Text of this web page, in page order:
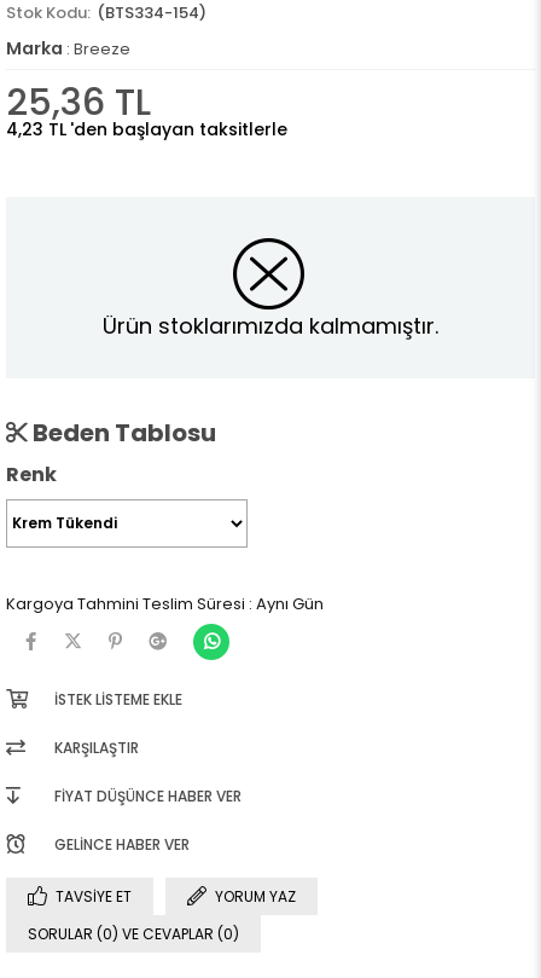
(BTS334-154)
Marka : Breeze
25,36 TL
4,23 TL 'den başlayan taksitlerle
Ürün stoklarımızda kalmamıştır.
Beden Tablosu
Renk
Kargoya Tahmini Teslim Süresi : Aynı Gün
İSTEK LISTEME EKLE
KARŞILAŞTIR
FIYAT DÜŞÜNCE HABER VER
GELINCE HABER VER
TAVSIYE ET
YORUM YAZ
SORULAR (0) VE CEVAPLAR (0)